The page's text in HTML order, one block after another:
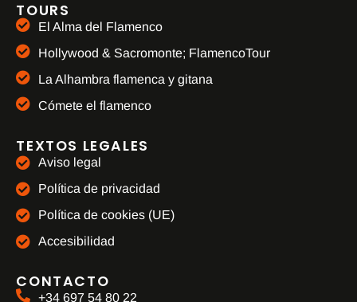
TOURS
El Alma del Flamenco
Hollywood & Sacromonte; FlamencoTour
La Alhambra flamenca y gitana
Cómete el flamenco
TEXTOS LEGALES
Aviso legal
Política de privacidad
Política de cookies (UE)
Accesibilidad
CONTACTO
+34 697 54 80 22